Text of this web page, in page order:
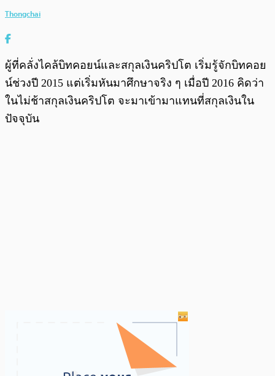
Thongchai
ผู้ที่คลั่งไคล้บิทคอยน์และสกุลเงินคริปโต เริ่มรู้จักบิทคอย
น์ช่วงปี 2015 แต่เริ่มหันมาศึกษาจริง ๆ เมื่อปี 2016 คิดว่า
ในไม่ช้าสกุลเงินคริปโต จะมาเข้ามาแทนที่สกุลเงินใน
ปัจจุบัน